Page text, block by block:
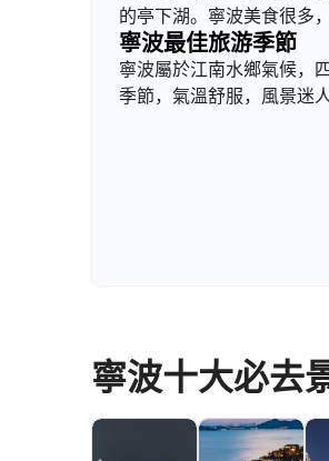
的亭下湖。寧波美食很多
寧波最佳旅游季節
寧波屬於江南水鄉氣候，
季節，氣溫舒服，風景迷
寧波十大必去